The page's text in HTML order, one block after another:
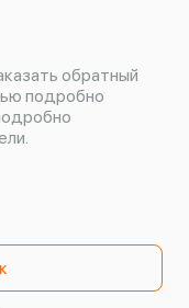
обратный
подробно